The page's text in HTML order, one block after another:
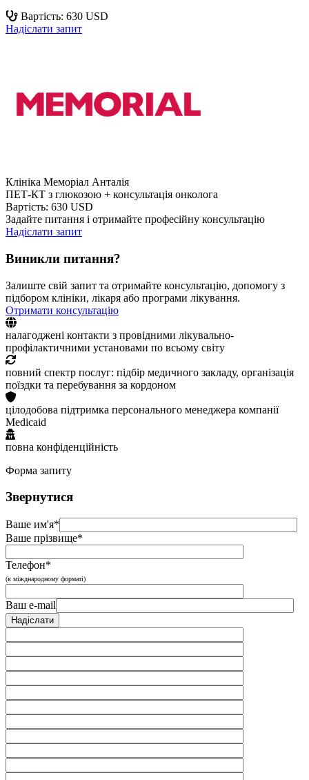
Вартість: 630 USD
Надіслати запит
Клініка Меморіал Анталія
ПЕТ-КТ з глюкозою + консультація онколога
Вартість: 630 USD
Задайте питання і отримайте професійну консультацію
Надіслати запит
Виникли питання?
Залиште свій запит та отримайте консультацію, допомогу з
підбором клініки, лікаря або програми лікування.
Отримати консультацію
налагоджені контакти з провідними лікувально-
профілактичними установами по всьому світу
повний спектр послуг: підбір медичного закладу, організація
поїздки та перебування за кордоном
цілодобова підтримка персонального менеджера компанії
Medicaid
повна конфіденційність
Форма запиту
Звернутися
Ваше им'я*
Ваше прізвище*
Телефон*
(в міжднародному форматі)
Ваш e-mail